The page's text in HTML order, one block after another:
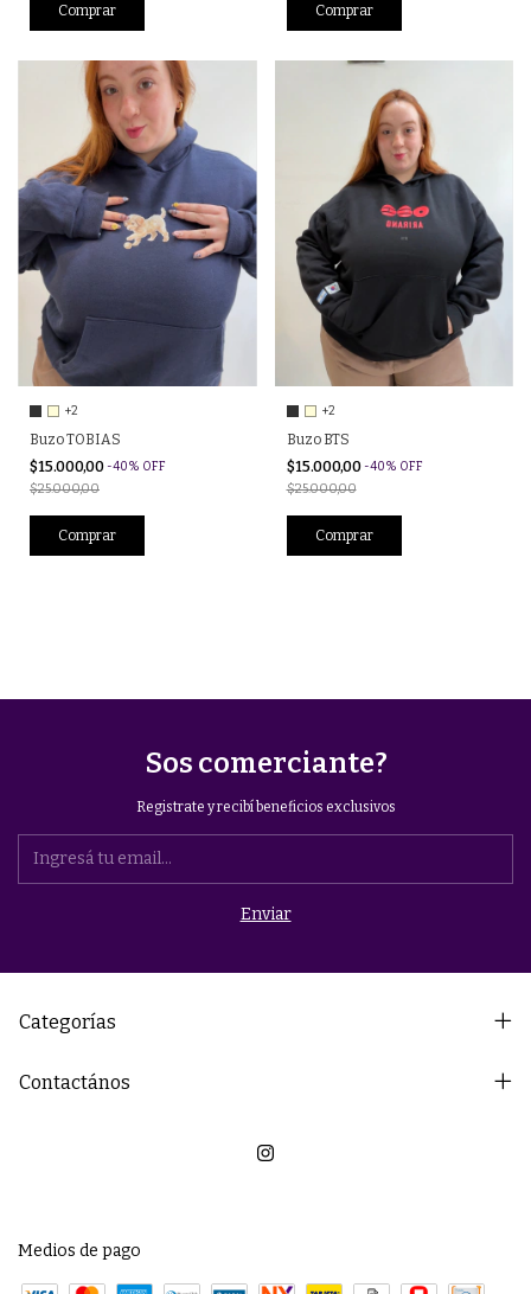
Comprar Comprar
+2
Buzo TOBIAS
$15.000,00-40% OFF
$25.000,00
Comprar
+2
Buzo BTS
$15.000,00-40% OFF
$25.000,00
Comprar
Sos comerciante?
Registrate y recibí beneficios exclusivos
Categorías
Contactános
Medios de pago